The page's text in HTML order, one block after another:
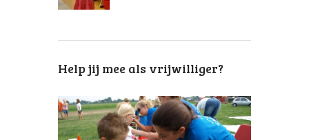
Help jij mee als vrijwilliger?